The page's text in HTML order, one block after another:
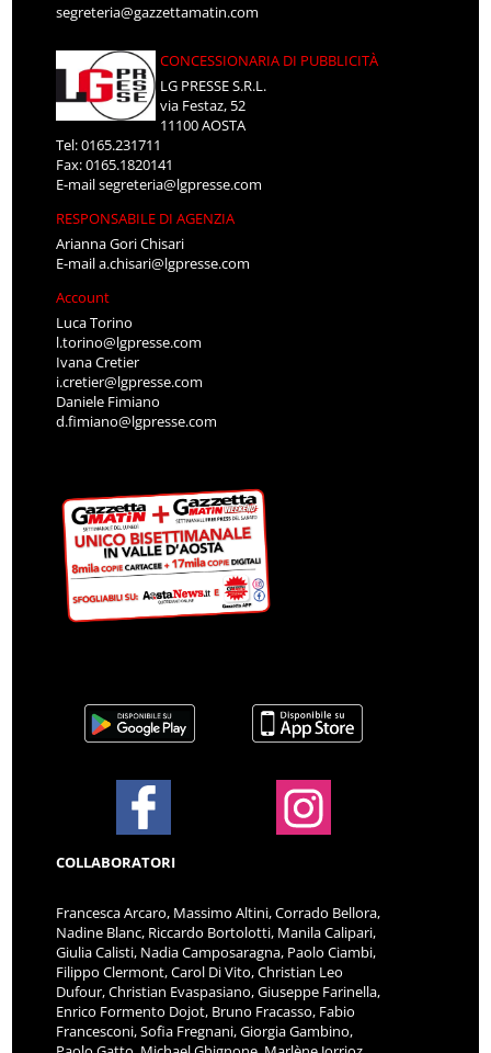
segreteria@gazzettamatin.com
CONCESSIONARIA DI PUBBLICITÀ
LG PRESSE S.R.L.
via Festaz, 52
11100 AOSTA
Tel: 0165.231711
Fax: 0165.1820141
E-mailsegreteria@lgpresse.com
RESPONSABILE DI AGENZIA
Arianna Gori Chisari
E-maila.chisari@lgpresse.com
Account
Luca Torino
l.torino@lgpresse.com
Ivana Cretier
i.cretier@lgpresse.com
Daniele Fimiano
d.fimiano@lgpresse.com
COLLABORATORI
Francesca Arcaro, Massimo Altini, Corrado Bellora,
Nadine Blanc, Riccardo Bortolotti, Manila Calipari,
Giulia Calisti, Nadia Camposaragna, Paolo Ciambi,
Filippo Clermont, Carol Di Vito, Christian Leo
Dufour, Christian Evaspasiano, Giuseppe Farinella,
Enrico Formento Dojot, Bruno Fracasso, Fabio
Francesconi, Sofia Fregnani, Giorgia Gambino,